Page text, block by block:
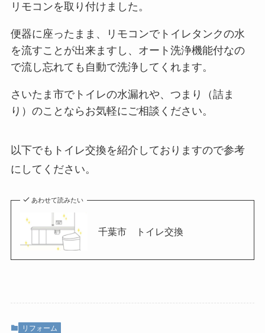
リモコンを取り付けました。
便器に座ったまま、リモコンでトイレタンクの水
を流すことが出来ますし、オート洗浄機能付なの
で流し忘れても自動で洗浄してくれます。
さいたま市でトイレの水漏れや、つまり（詰ま
り）のことならお気軽にご相談ください。
以下でもトイレ交換を紹介しておりますので参考
にしてください。
あわせて読みたい
千葉市 トイレ交換
リフォーム